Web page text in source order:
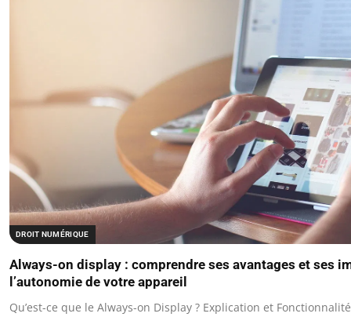
DROIT NUMÉRIQUE
Always-on display : comprendre ses avantages et ses
l’autonomie de votre appareil
Qu’est-ce que le Always-on Display ? Explication et